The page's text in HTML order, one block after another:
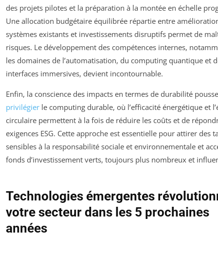
des projets pilotes et la préparation à la montée en échelle
Une allocation budgétaire équilibrée répartie entre
systèmes existants et investissements disruptifs permet de
risques. Le développement des compétences internes,
les domaines de l’automatisation, du computing quantique et
interfaces immersives, devient incontournable.
Enfin, la conscience des impacts en termes de durabilité
privilégier le computing durable, où l’efficacité énergétique et
circulaire permettent à la fois de réduire les coûts et de
exigences ESG. Cette approche est essentielle pour attirer des
sensibles à la responsabilité sociale et environnementale et
fonds d’investissement verts, toujours plus nombreux et
Technologies émergentes
votre secteur dans les 5 prochaines
années